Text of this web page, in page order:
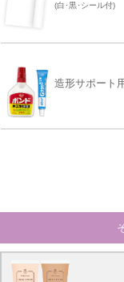
(白･黒･シール付)
造形サポート